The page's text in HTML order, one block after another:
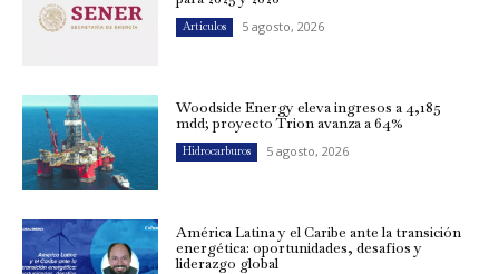
Artículos 5 agosto, 2026
Woodside Energy eleva ingresos a 4,185
mdd; proyecto Trion avanza a 64%
Hidrocarburos 5 agosto, 2026
América Latina y el Caribe ante la transición
energética: oportunidades, desafíos y
liderazgo global